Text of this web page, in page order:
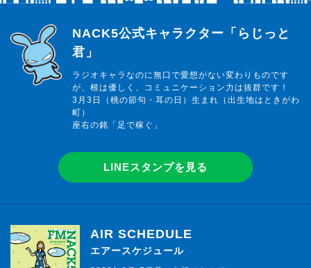
らじっと君
NACK5公式キャラクター「らじっと
君」
ラジオキャラなのに無口で愛想がない変わりものです
が、根は優しく、コミュニケーション力は抜群です！
3月3日（桃の節句・耳の日）生まれ（出生地はときがわ
町）
座右の銘「足で稼ぐ」
LINEスタンプを見る
AIR SCHEDULE
エアースケジュール